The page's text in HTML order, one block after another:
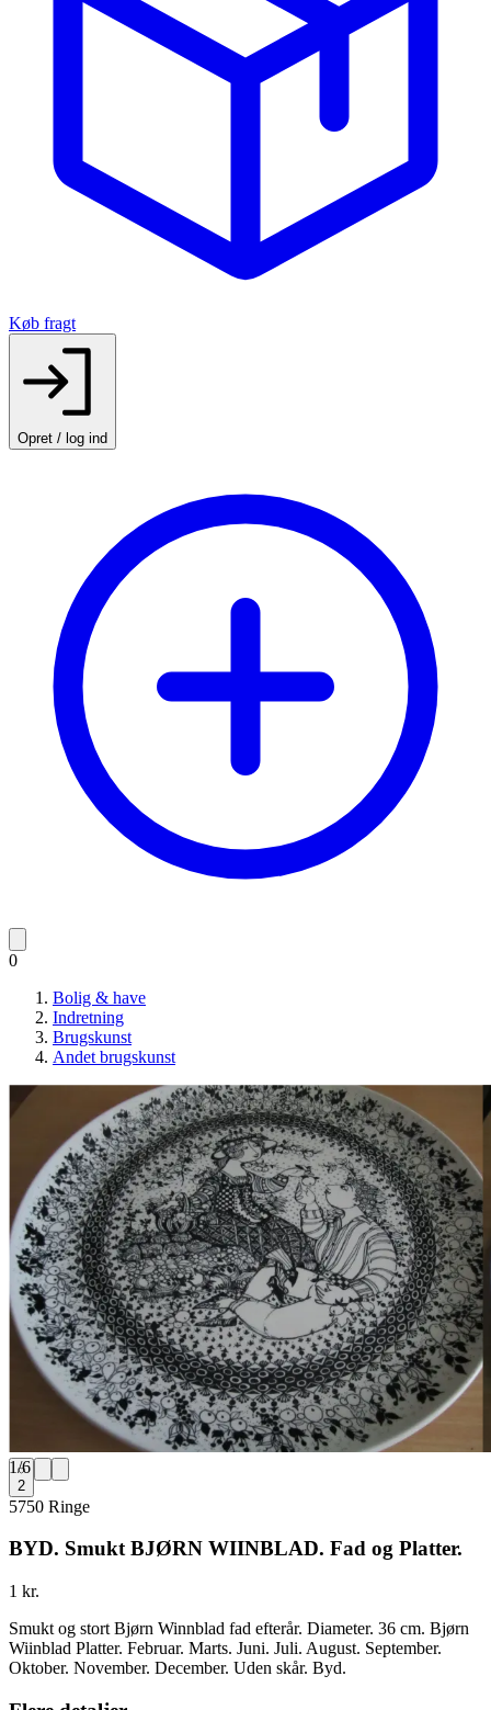
Køb fragt
Opret / log ind
0
Bolig & have
Indretning
Brugskunst
Andet brugskunst
1/6
2
5750 Ringe
BYD. Smukt BJØRN WIINBLAD. Fad og Platter.
1 kr.
Smukt og stort Bjørn Winnblad fad efterår. Diameter. 36 cm. Bjørn
Wiinblad Platter. Februar. Marts. Juni. Juli. August. September.
Oktober. November. December. Uden skår. Byd.